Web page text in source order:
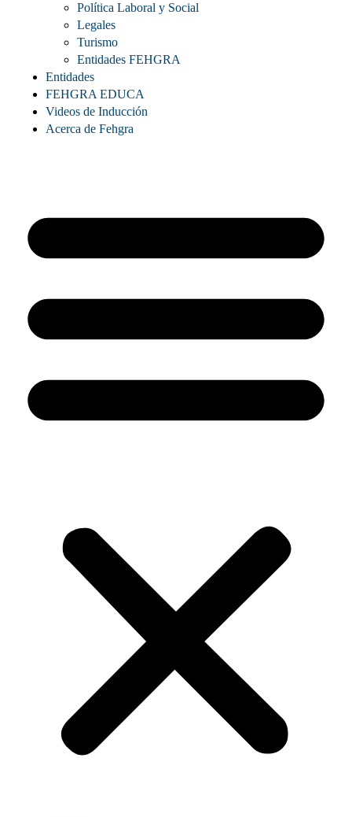
Política Laboral y Social
Legales
Turismo
Entidades FEHGRA
Entidades
FEHGRA EDUCA
Videos de Inducción
Acerca de Fehgra